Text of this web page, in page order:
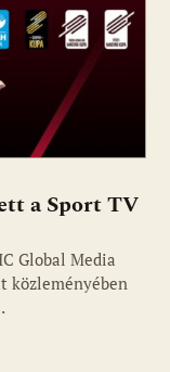
a Sport TV
Global Media
közleményében